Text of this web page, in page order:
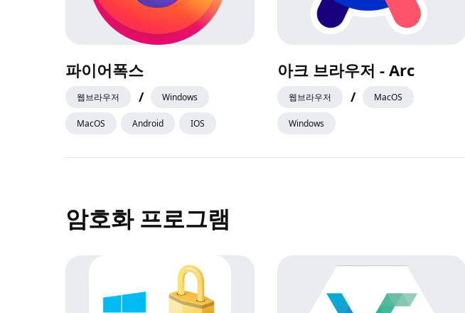
파이어폭스
웹브라우저 / Windows
MacOS Android IOS
아크 브라우저 - Arc
웹브라우저 / MacOS
Windows
암호화 프로그램